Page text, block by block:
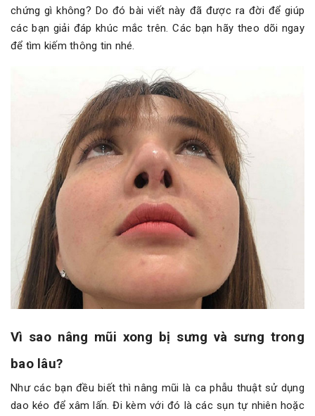
chứng gì không? Do đó bài viết này đã được ra đời để giúp
các bạn giải đáp khúc mắc trên. Các bạn hãy theo dõi ngay
để tìm kiếm thông tin nhé.
Vì sao nâng mũi xong bị sưng và sưng trong
bao lâu?
Như các bạn đều biết thì nâng mũi là ca phẫu thuật sử dụng
dao kéo để xâm lấn. Đi kèm với đó là các sụn tự nhiên hoặc